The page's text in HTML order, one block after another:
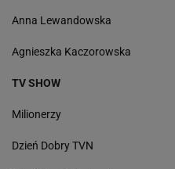
Anna Lewandowska
Agnieszka Kaczorowska
TV SHOW
Milionerzy
Dzień Dobry TVN